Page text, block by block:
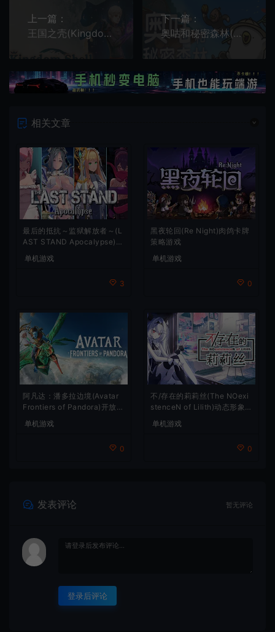
上一篇：
王国之壳(Kingdom Shell)手绘像素2D平台动作游戏|下载
下一篇：
奥咕和秘密森林(Ogu and the Secret Forest)2D探索冒险游戏|下载
相关文章
最后的抵抗～监狱解放者～(L
AST STAND Apocalypse)卡
单机游戏
3
黑夜轮回(Re Night)肉鸽卡牌
策略游戏
单机游戏
0
阿凡达：潘多拉边境(Avatar
Frontiers of Pandora)开放世
单机游戏
0
不/存在的莉莉丝(The NOexi
stenceN of Lilith)动态形象
桌面互动游戏
单机游戏
0
发表评论 暂无评论
登录后评论